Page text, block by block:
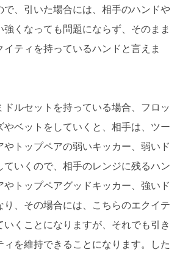
、引いた場合には、相手のハンドや
くなっても問題にならず、そのまま
ティを持っているハンドと言えま
ルセットを持っている場合、フロッ
やベットをしていくと、相手は、ツー
トップペアの弱いキッカー、弱いド
ていくので、相手のレンジに残るハン
やトップペアグッドキッカー、強いド
り、その場合には、こちらのエクイテ
いくことになりますが、それでも引き
を維持できることになります。した